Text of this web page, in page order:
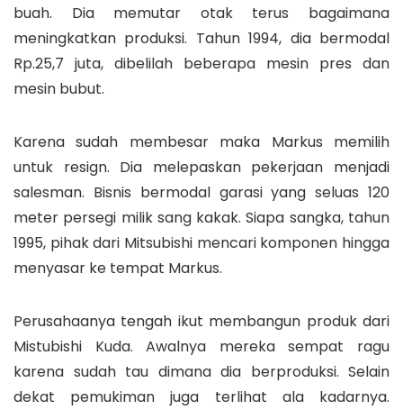
buah. Dia memutar otak terus bagaimana
meningkatkan produksi. Tahun 1994, dia bermodal
Rp.25,7 juta, dibelilah beberapa mesin pres dan
mesin bubut.
Karena sudah membesar maka Markus memilih
untuk resign. Dia melepaskan pekerjaan menjadi
salesman. Bisnis bermodal garasi yang seluas 120
meter persegi milik sang kakak. Siapa sangka, tahun
1995, pihak dari Mitsubishi mencari komponen hingga
menyasar ke tempat Markus.
Perusahaanya tengah ikut membangun produk dari
Mistubishi Kuda. Awalnya mereka sempat ragu
karena sudah tau dimana dia berproduksi. Selain
dekat pemukiman juga terlihat ala kadarnya.